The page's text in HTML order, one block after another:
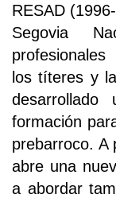
RESAD
Segovia
los títeres y
formación
prebarroco. A
abre una
a abordar